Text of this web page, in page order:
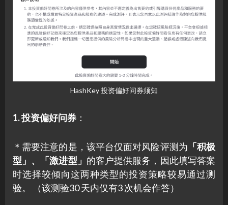
HashKey 投资偏好问券须知
1. 投资偏好问券 ：
＊需要注意的是，该平台仅面对风险评测为 「积极
型」、「激进型」 的客户提供服务，因此填写答案
时选择较倾向这两种类型的投资策略较易通过测
验。 （该测验30 天内仅有3 次机会作答）